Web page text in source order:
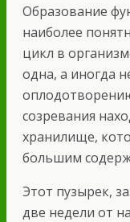
Образование
наиболее
цикл в
одна, а иногда
созревания
хранилище,
большим
Этот пузырек,
две недели от